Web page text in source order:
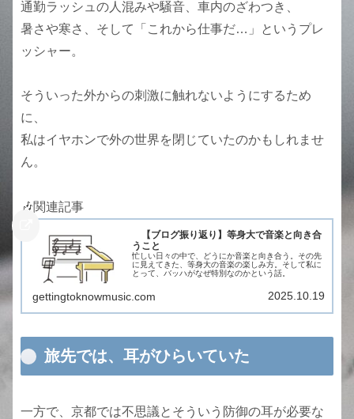
通勤ラッシュの人混みや騒音、車内のざわつき、
暑さや寒さ、そして「これから仕事だ…」というプレ
ッシャー。
そういった外からの刺激に触れないようにするため
に、
私はイヤホンで外の世界を閉じていたのかもしれませ
ん。
🎶関連記事
【ブログ振り返り】等身大で音楽と向き合
うこと
忙しい日々の中で、どうにか音楽と向き合う。その先
に見えてきた、等身大の音楽の楽しみ方。そして私に
とって、バッハがなぜ特別なのかという話。
gettingtoknowmusic.com 2025.10.19
旅先では、耳がひらいていた
一方で、京都では不思議とそういう防御の耳が必要な